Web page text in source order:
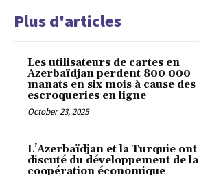
Plus d'articles
Les utilisateurs de cartes en
Azerbaïdjan perdent 800 000
manats en six mois à cause des
escroqueries en ligne
October 23, 2025
L’Azerbaïdjan et la Turquie ont
discuté du développement de la
coopération économique